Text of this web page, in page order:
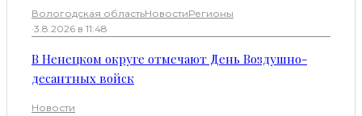
Вологодская областьНовостиРегионы
·3.8.2026 в 11:48
В Ненецком округе отмечают День Воздушно-
десантных войск
Новости